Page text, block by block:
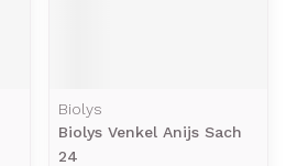
Biolys
Biolys Venkel Anijs Sach
24